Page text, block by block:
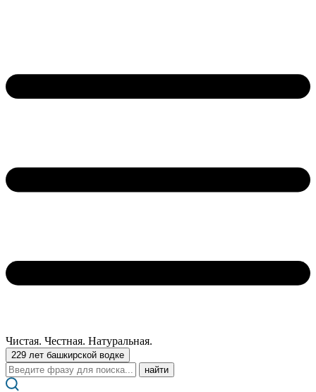
Чистая. Честная. Натуральная.
229 лет башкирской водке
Поиск: